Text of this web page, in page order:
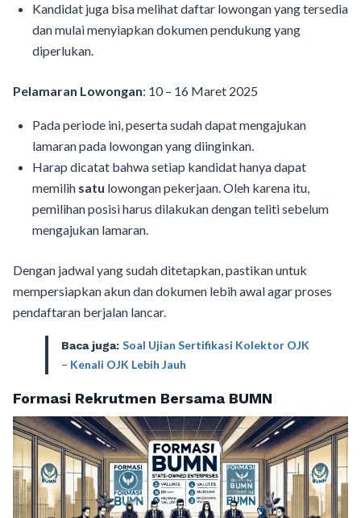
Kandidat juga bisa melihat daftar lowongan yang tersedia
dan mulai menyiapkan dokumen pendukung yang
diperlukan.
Pelamaran Lowongan: 10 – 16 Maret 2025
Pada periode ini, peserta sudah dapat mengajukan
lamaran pada lowongan yang diinginkan.
Harap dicatat bahwa setiap kandidat hanya dapat
memilih satu lowongan pekerjaan. Oleh karena itu,
pemilihan posisi harus dilakukan dengan teliti sebelum
mengajukan lamaran.
Dengan jadwal yang sudah ditetapkan, pastikan untuk
mempersiapkan akun dan dokumen lebih awal agar proses
pendaftaran berjalan lancar.
Baca juga: Soal Ujian Sertifikasi Kolektor OJK
– Kenali OJK Lebih Jauh
Formasi Rekrutmen Bersama BUMN